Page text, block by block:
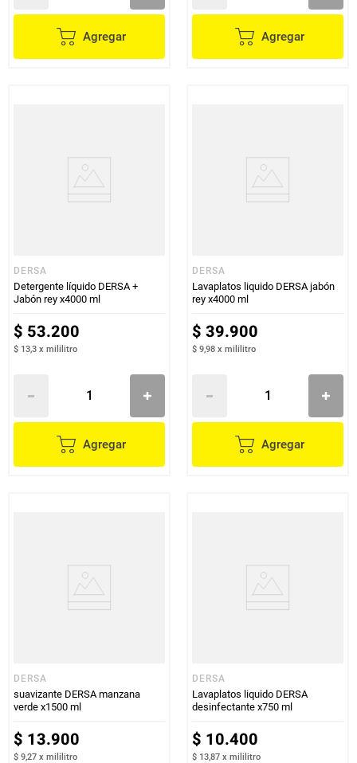
Agregar Agregar
DERSA
Detergente líquido DERSA +
Jabón rey x4000 ml
$ 53.200
$ 13,3 x mililitro
Agregar
DERSA
Lavaplatos liquido DERSA jabón
rey x4000 ml
$ 39.900
$ 9,98 x mililitro
Agregar
DERSA
suavizante DERSA manzana
verde x1500 ml
$ 13.900
$ 9,27 x mililitro
DERSA
Lavaplatos liquido DERSA
desinfectante x750 ml
$ 10.400
$ 13,87 x mililitro